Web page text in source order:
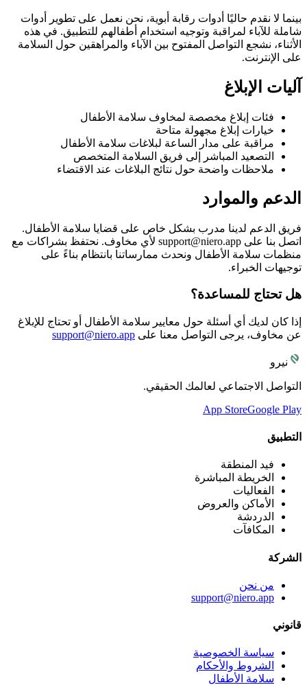
بينما لا نقدم حاليًا أدوات رقابة أبوية، نحن نعمل على تطوير أدوات
شاملة للآباء لمراقبة وتوجيه استخدام أطفالهم للتطبيق. في هذه
الأثناء، نشجع التواصل المفتوح بين الآباء والمراهقين حول السلامة
على الإنترنت.
آليات الإبلاغ
فئات إبلاغ مخصصة لمخاوف سلامة الأطفال
خيارات إبلاغ مجهولة متاحة
مراقبة على مدار الساعة لبلاغات سلامة الأطفال
التصعيد المباشر إلى فريق السلامة المتخصص
ملاحظات واضحة حول نتائج البلاغات عند الاقتضاء
الدعم والموارد
فريق الدعم لدينا مدرب بشكل خاص على قضايا سلامة الأطفال.
اتصل بنا على support@niero.app لأي مخاوف. نحتفظ بشراكات مع
منظمات سلامة الأطفال ونحدث ممارساتنا بانتظام بناءً على
توجيهات الخبراء.
هل تحتاج للمساعدة؟
إذا كان لديك أي أسئلة حول معايير سلامة الأطفال أو تحتاج للإبلاغ
عن مخاوف، يرجى التواصل معنا على support@niero.app
نيرو
التواصل الاجتماعي لعالمك الحقيقي.
App StoreGoogle Play
التطبيق
فيد المنطقة
الخريطة المباشرة
الفعاليات
الأماكن والعروض
الدردشة
المكافآت
الشركة
من نحن
support@niero.app
قانوني
سياسة الخصوصية
الشروط والأحكام
سلامة الأطفال